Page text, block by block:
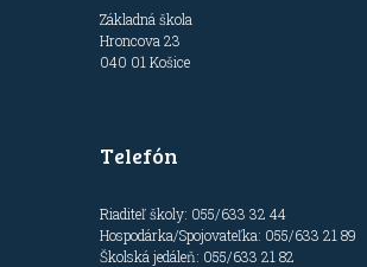
Základná škola
Hroncova 23
040 01 Košice
Telefón
Riaditeľ školy: 055/633 32 44
Hospodárka/Spojovateľka: 055/633 21 89
Školská jedáleň: 055/633 21 82